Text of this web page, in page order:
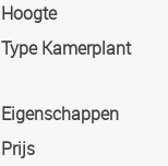
Hoogte
Type Kamerplant
Eigenschappen
Prijs